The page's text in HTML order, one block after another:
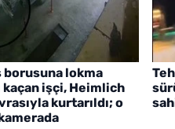
borusuna lokma
kaçan işçi, Heimlich
kurtarıldı; o